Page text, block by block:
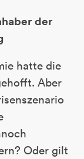
der
hatte die
Aber
Oder gilt